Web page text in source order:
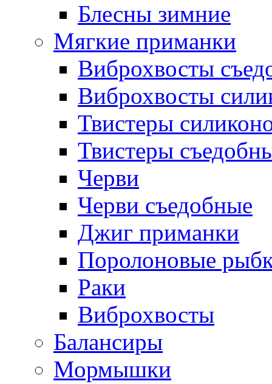
Блесны зимние
Мягкие приманки
Виброхвосты
Виброхвосты
Твистеры
Твистеры
Черви
Черви съедобные
Джиг приманки
Поролоновые
Раки
Виброхвосты
Балансиры
Мормышки